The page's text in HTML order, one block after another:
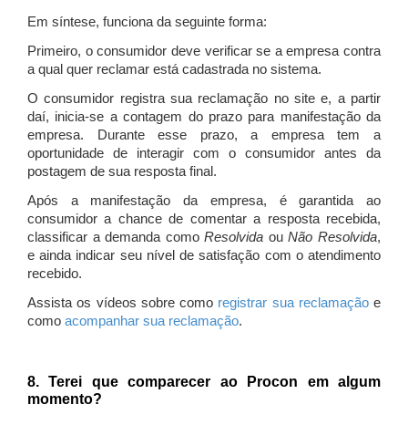
Em síntese, funciona da seguinte forma:
Primeiro, o consumidor deve verificar se a empresa contra
a qual quer reclamar está cadastrada no sistema.
O consumidor registra sua reclamação no site e, a partir
daí, inicia-se a contagem do prazo para manifestação da
empresa. Durante esse prazo, a empresa tem a
oportunidade de interagir com o consumidor antes da
postagem de sua resposta final.
Após a manifestação da empresa, é garantida ao
consumidor a chance de comentar a resposta recebida,
classificar a demanda comoResolvida ouNão Resolvida,
e ainda indicar seu nível de satisfação com o atendimento
recebido.
Assista os vídeos sobre como registrar sua reclamaçãoe
como acompanhar sua reclamação.
8. Terei que comparecer ao Procon em algum
momento?